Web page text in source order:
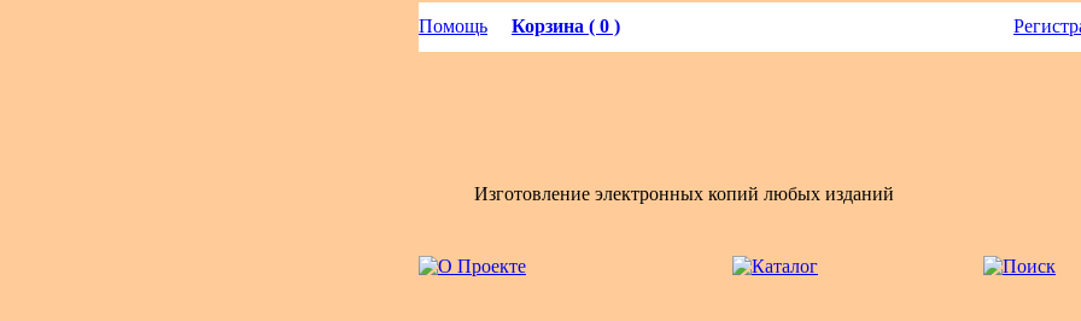
Помощь Корзина ( 0 )
Изготовление электронных копий любых изданий